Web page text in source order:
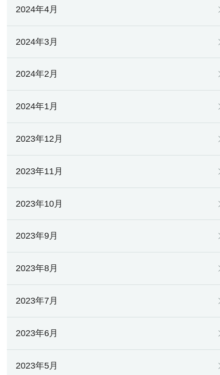
2024年4月
2024年3月
2024年2月
2024年1月
2023年12月
2023年11月
2023年10月
2023年9月
2023年8月
2023年7月
2023年6月
2023年5月